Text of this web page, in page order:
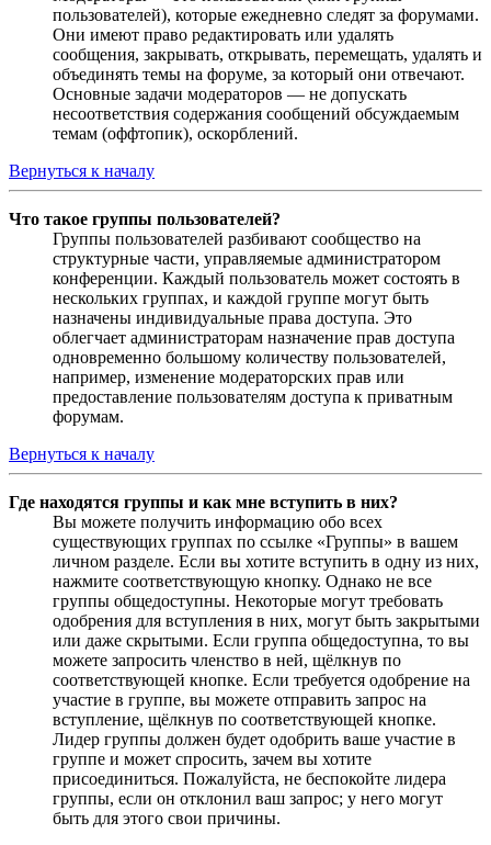
пользователей), которые ежедневно следят за форумами.
Они имеют право редактировать или удалять
сообщения, закрывать, открывать, перемещать, удалять и
объединять темы на форуме, за который они отвечают.
Основные задачи модераторов — не допускать
несоответствия содержания сообщений обсуждаемым
темам (оффтопик), оскорблений.
Вернуться к началу
Что такое группы пользователей?
Группы пользователей разбивают сообщество на
структурные части, управляемые администратором
конференции. Каждый пользователь может состоять в
нескольких группах, и каждой группе могут быть
назначены индивидуальные права доступа. Это
облегчает администраторам назначение прав доступа
одновременно большому количеству пользователей,
например, изменение модераторских прав или
предоставление пользователям доступа к приватным
форумам.
Вернуться к началу
Где находятся группы и как мне вступить в них?
Вы можете получить информацию обо всех
существующих группах по ссылке «Группы» в вашем
личном разделе. Если вы хотите вступить в одну из них,
нажмите соответствующую кнопку. Однако не все
группы общедоступны. Некоторые могут требовать
одобрения для вступления в них, могут быть закрытыми
или даже скрытыми. Если группа общедоступна, то вы
можете запросить членство в ней, щёлкнув по
соответствующей кнопке. Если требуется одобрение на
участие в группе, вы можете отправить запрос на
вступление, щёлкнув по соответствующей кнопке.
Лидер группы должен будет одобрить ваше участие в
группе и может спросить, зачем вы хотите
присоединиться. Пожалуйста, не беспокойте лидера
группы, если он отклонил ваш запрос; у него могут
быть для этого свои причины.